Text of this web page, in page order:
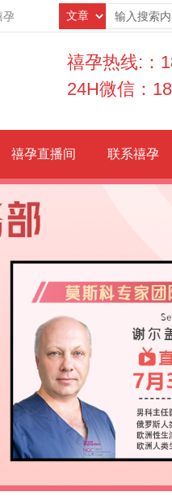
孕
禧孕热线:：
24H微信：
禧孕直播间 联系禧孕